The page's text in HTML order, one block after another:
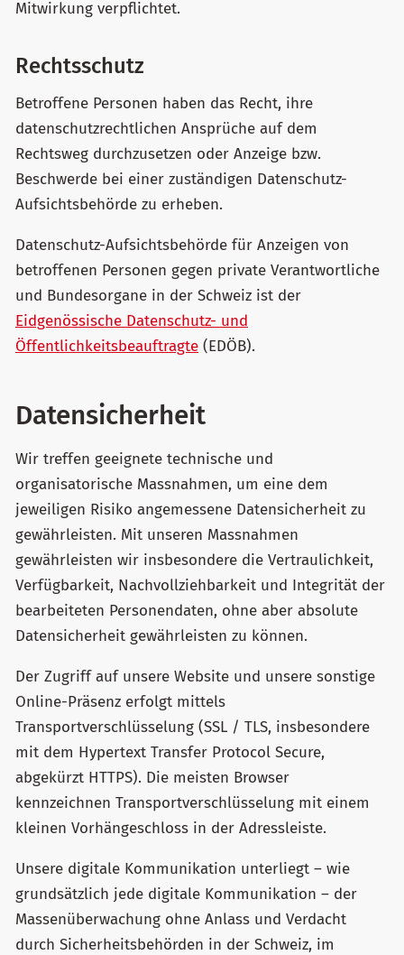
Mitwirkung verpflichtet.
Rechtsschutz
Betroffene Personen haben das Recht, ihre
datenschutzrechtlichen Ansprüche auf dem
Rechtsweg durchzusetzen oder Anzeige bzw.
Beschwerde bei einer zuständigen Datenschutz-
Aufsichtsbehörde zu erheben.
Datenschutz-Aufsichtsbehörde für Anzeigen von
betroffenen Personen gegen private Verantwortliche
und Bundesorgane in der Schweiz ist der
Eidgenössische Datenschutz- und
Öffentlichkeitsbeauftragte (EDÖB).
Datensicherheit
Wir treffen geeignete technische und
organisatorische Massnahmen, um eine dem
jeweiligen Risiko angemessene Datensicherheit zu
gewährleisten. Mit unseren Massnahmen
gewährleisten wir insbesondere die Vertraulichkeit,
Verfügbarkeit, Nachvollziehbarkeit und Integrität der
bearbeiteten Personendaten, ohne aber absolute
Datensicherheit gewährleisten zu können.
Der Zugriff auf unsere Website und unsere sonstige
Online-Präsenz erfolgt mittels
Transportverschlüsselung (SSL / TLS, insbesondere
mit dem Hypertext Transfer Protocol Secure,
abgekürzt HTTPS). Die meisten Browser
kennzeichnen Transportverschlüsselung mit einem
kleinen Vorhängeschloss in der Adressleiste.
Unsere digitale Kommunikation unterliegt – wie
grundsätzlich jede digitale Kommunikation – der
Massenüberwachung ohne Anlass und Verdacht
durch Sicherheitsbehörden in der Schweiz, im